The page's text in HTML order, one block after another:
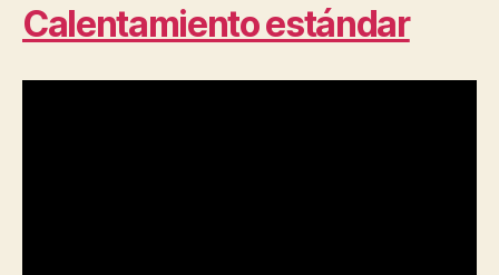
Calentamiento estándar